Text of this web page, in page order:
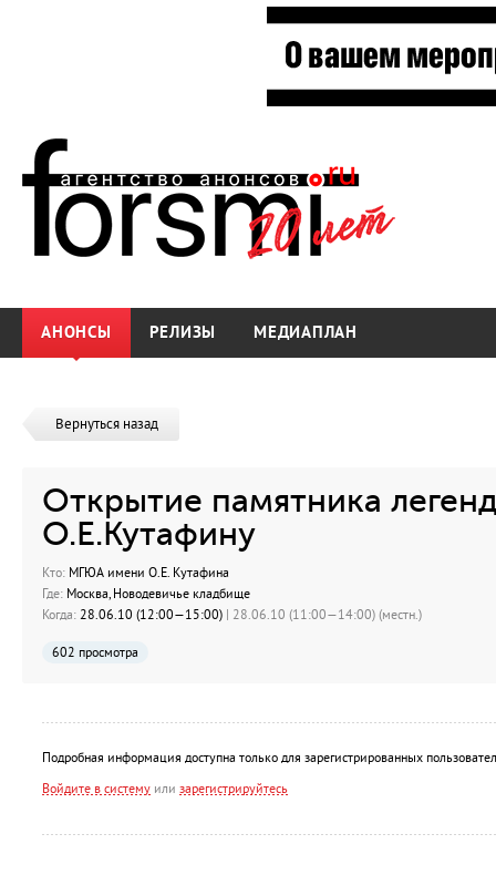
АНОНСЫ РЕЛИЗЫ МЕДИАПЛАН
Вернуться назад
Открытие памятника
О.Е.Кутафину
Кто: МГЮА имени О.Е. Кутафина
Где: Москва, Новодевичье кладбище
Когда: 28.06.10 (12:00—15:00) | 28.06.10 (11:00—14:00) (местн.)
602 просмотра
Подробная информация доступна только для зарегистрированных
Войдите в систему или зарегистрируйтесь